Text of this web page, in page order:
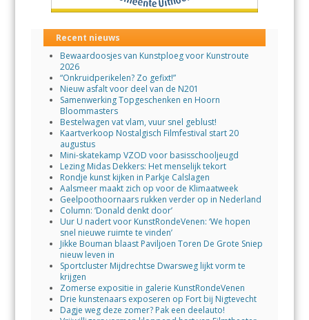
Recent nieuws
Bewaardoosjes van Kunstploeg voor Kunstroute
2026
“Onkruidperikelen? Zo gefixt!”
Nieuw asfalt voor deel van de N201
Samenwerking Topgeschenken en Hoorn
Bloommasters
Bestelwagen vat vlam, vuur snel geblust!
Kaartverkoop Nostalgisch Filmfestival start 20
augustus
Mini-skatekamp VZOD voor basisschooljeugd
Lezing Midas Dekkers: Het menselijk tekort
Rondje kunst kijken in Parkje Calslagen
Aalsmeer maakt zich op voor de Klimaatweek
Geelpoothoornaars rukken verder op in Nederland
Column: ‘Donald denkt door’
Uur U nadert voor KunstRondeVenen: ‘We hopen
snel nieuwe ruimte te vinden’
Jikke Bouman blaast Paviljoen Toren De Grote Sniep
nieuw leven in
Sportcluster Mijdrechtse Dwarsweg lijkt vorm te
krijgen
Zomerse expositie in galerie KunstRondeVenen
Drie kunstenaars exposeren op Fort bij Nigtevecht
Dagje weg deze zomer? Pak een deelauto!